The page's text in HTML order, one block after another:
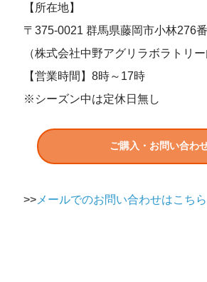
【所在地】
〒375-0021 群馬県藤岡市小林276
（株式会社中野アグリラボラトリー
【営業時間】8時～17時
※シーズン中は定休日無し
ご購入・お問い合わ
>>メールでのお問い合わせはこちら